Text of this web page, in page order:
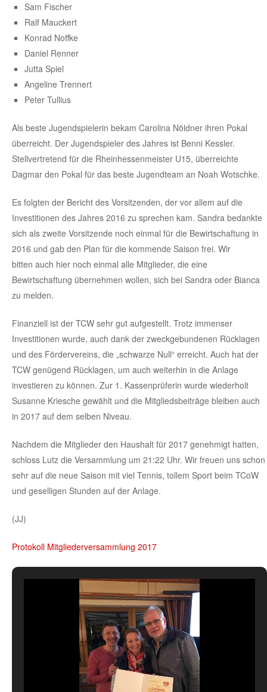
Sam Fischer
Ralf Mauckert
Konrad Noffke
Daniel Renner
Jutta Spiel
Angeline Trennert
Peter Tullius
Als beste Jugendspielerin bekam Carolina Nöldner ihren Pokal
überreicht. Der Jugendspieler des Jahres ist Benni Kessler.
Stellvertretend für die Rheinhessenmeister U15, überreichte
Dagmar den Pokal für das beste Jugendteam an Noah Wotschke.
Es folgten der Bericht des Vorsitzenden, der vor allem auf die
Investitionen des Jahres 2016 zu sprechen kam. Sandra bedankte
sich als zweite Vorsitzende noch einmal für die Bewirtschaftung in
2016 und gab den Plan für die kommende Saison frei. Wir
bitten auch hier noch einmal alle Mitglieder, die eine
Bewirtschaftung übernehmen wollen, sich bei Sandra oder Bianca
zu melden.
Finanziell ist der TCW sehr gut aufgestellt. Trotz immenser
Investitionen wurde, auch dank der zweckgebundenen Rücklagen
und des Fördervereins, die „schwarze Null“ erreicht. Auch hat der
TCW genügend Rücklagen, um auch weiterhin in die Anlage
investieren zu können. Zur 1. Kassenprüferin wurde wiederholt
Susanne Kriesche gewählt und die Mitgliedsbeiträge bleiben auch
in 2017 auf dem selben Niveau.
Nachdem die Mitglieder den Haushalt für 2017 genehmigt hatten,
schloss Lutz die Versammlung um 21:22 Uhr. Wir freuen uns schon
sehr auf die neue Saison mit viel Tennis, tollem Sport beim TCoW
und geselligen Stunden auf der Anlage.
(JJ)
Protokoll Mitgliederversammlung 2017